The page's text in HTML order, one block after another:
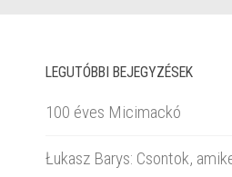
LEGUTÓBBI BEJEGYZÉSEK
100 éves Micimackó
Łukasz Barys: Csontok,